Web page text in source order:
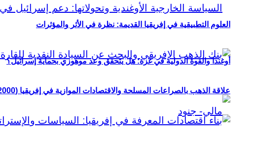
أوغندا والقوة الدولية في غزة: هل يتحقق وعد موهوزي بحماية إسرائيل؟
العلوم التطبيقية في إفريقيا القديمة: نظرة في الأثر والمؤثرات
علاقة الذهب بالصراعات المسلحة والاقتصادات الموازية في إفريقيا (2000–2026)